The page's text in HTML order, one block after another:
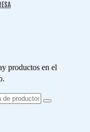
productos en el